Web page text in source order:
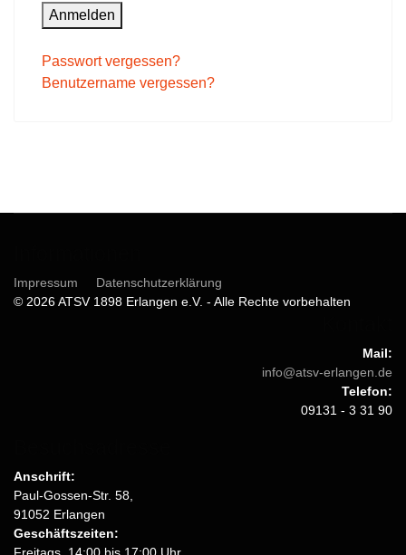
Anmelden
Passwort vergessen?
Benutzername vergessen?
Impressum
Datenschutzerklärung
© 2026 ATSV 1898 Erlangen e.V. - Alle Rechte vorbehalten
Mail:
info@atsv-erlangen.de
Telefon:
09131 - 3 31 90
Anschrift:
Paul-Gossen-Str. 58,
91052 Erlangen
Geschäftszeiten: